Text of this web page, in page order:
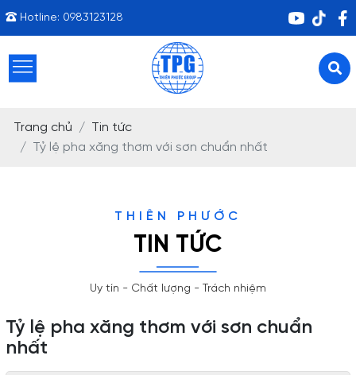
Hotline: 0983123128
Trang chủ
Tin tức
Tỷ lệ pha xăng thơm với sơn chuẩn nhất
THIÊN PHƯỚC
TIN TỨC
Uy tín - Chất lượng - Trách nhiệm
Tỷ lệ pha xăng thơm với sơn chuẩn
nhất